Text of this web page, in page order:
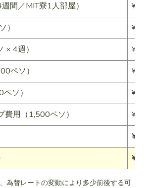
間／MIT寮1人部屋）
）
× 4週）
ペソ）
ソ）
費用（1,500ペソ）
為替レートの変動により多少前後する可